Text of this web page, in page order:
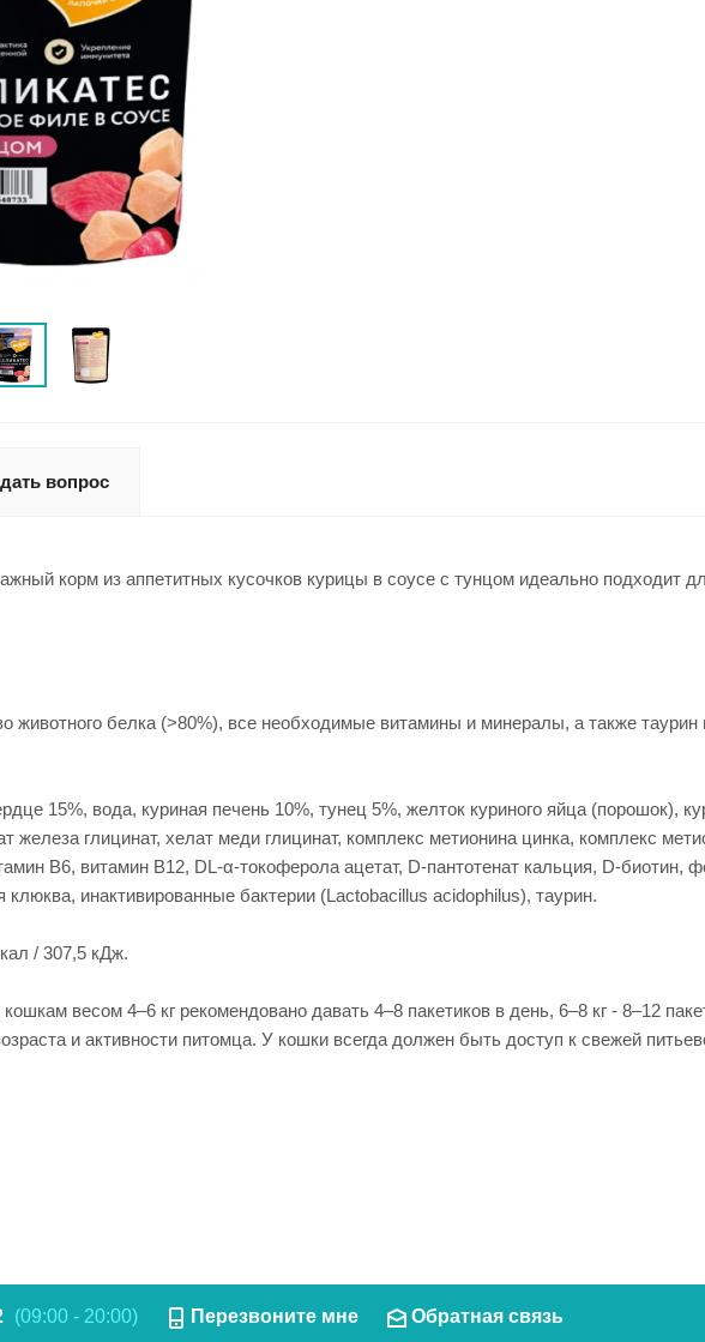
вопрос
корм из аппетитных кусочков курицы в соусе с тунцом идеально подходит
животного белка (>80%), все необходимые витамины и минералы, а также
15%, вода, куриная печень 10%, тунец 5%, желток куриного яйца (порошок),
железа глицинат, хелат меди глицинат, комплекс метионина цинка, комплекс
В6, витамин В12, DL-α-токоферола ацетат, D-пантотенат кальция, D-
инактивированные бактерии (Lactobacillus acidophilus), таурин.
/ 307,5 кДж.
весом 4–6 кг рекомендовано давать 4–8 пакетиков в день, 6–8 кг - 8–12
и активности питомца. У кошки всегда должен быть доступ к свежей
(09:00 - 20:00) Перезвоните мне Обратная связь